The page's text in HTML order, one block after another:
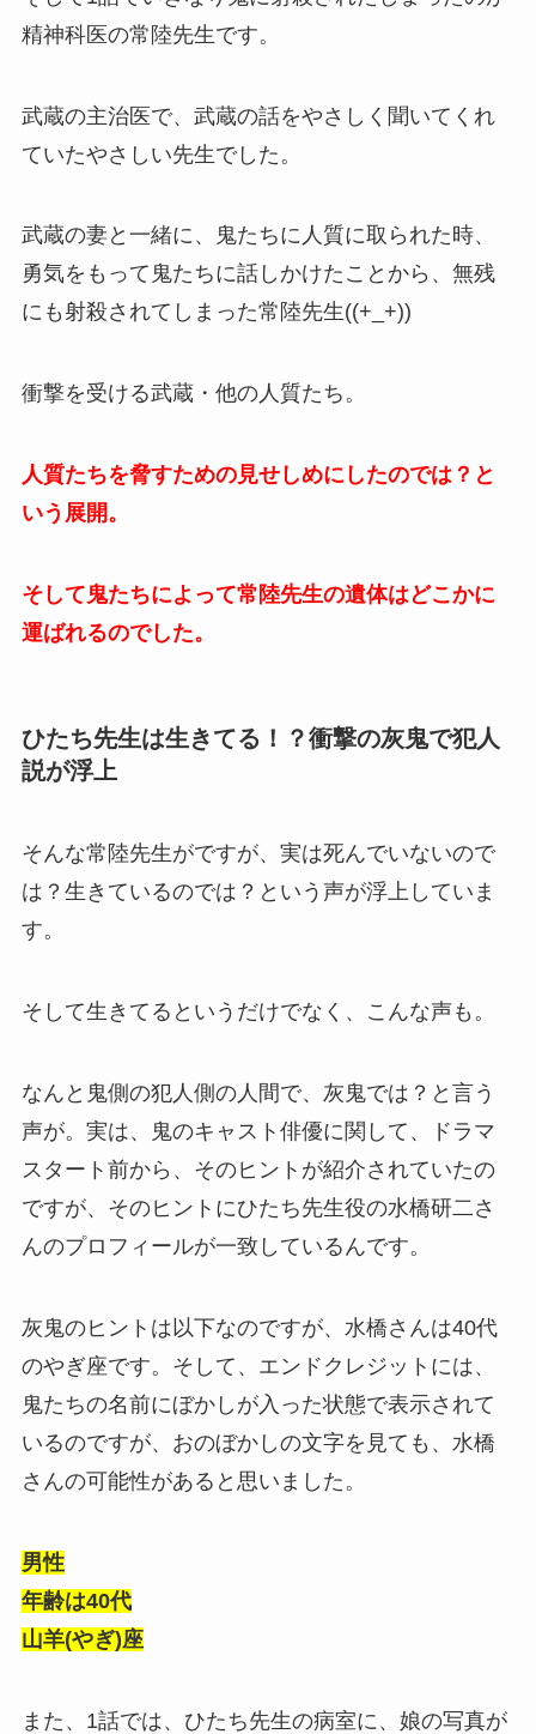
精神科医の常陸先生です。
武蔵の主治医で、武蔵の話をやさしく聞いてくれ
ていたやさしい先生でした。
武蔵の妻と一緒に、鬼たちに人質に取られた時、
勇気をもって鬼たちに話しかけたことから、無残
にも射殺されてしまった常陸先生((+_+))
衝撃を受ける武蔵・他の人質たち。
人質たちを脅すための見せしめにしたのでは？と
いう展開。
そして鬼たちによって常陸先生の遺体はどこかに
運ばれるのでした。
ひたち先生は生きてる！？衝撃の灰鬼で犯人
説が浮上
そんな常陸先生がですが、実は死んでいないので
は？生きているのでは？という声が浮上していま
す。
そして生きてるというだけでなく、こんな声も。
なんと鬼側の犯人側の人間で、灰鬼では？と言う
声が。実は、鬼のキャスト俳優に関して、ドラマ
スタート前から、そのヒントが紹介されていたの
ですが、そのヒントにひたち先生役の水橋研二さ
んのプロフィールが一致しているんです。
灰鬼のヒントは以下なのですが、水橋さんは40代
のやぎ座です。そして、エンドクレジットには、
鬼たちの名前にぼかしが入った状態で表示されて
いるのですが、おのぼかしの文字を見ても、水橋
さんの可能性があると思いました。
男性
年齢は40代
山羊(やぎ)座
また、1話では、ひたち先生の病室に、娘の写真が